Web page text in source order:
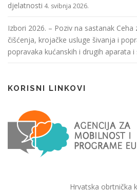
djelatnosti 4. svibnja 2026.
Izbori 2026. – Poziv na sastanak Ceha
čišćenja, krojačke usluge šivanja i
popravaka kućanskih i drugih aparata
KORISNI LINKOVI
Hrvatska obrtnička